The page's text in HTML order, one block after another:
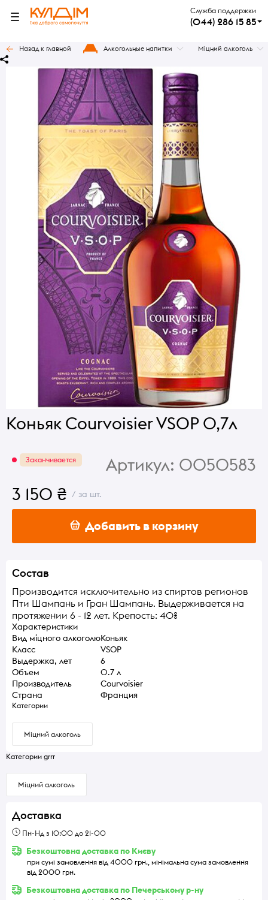
Служба поддержки
(044) 286 15 85
Назад к главной Алкогольные напитки Міцний алкоголь
Коньяк Courvoisier VSOP 0,7л
Заканчивается Артикул: 0050583
3 150 ₴ / за шт.
Добавить в корзину
Состав
Производится исключительно из спиртов регионов
Пти Шампань и Гран Шампань. Выдерживается на
протяжении 6 - 12 лет. Крепость: 40%
Характеристики
Вид міцного алкоголюКоньяк
Класс
VSOP
Выдержка, лет
6
Объем
0.7 л
Производитель
Courvoisier
Страна
Франция
Категории
Міцний алкоголь
Категории grrr
Міцний алкоголь
Доставка
Пн-Нд з 10:00 до 21-00
Безкоштовна доставка по Києву
при сумі замовлення від 4000 грн., мінімальна сума замовлення
від 2000 грн.
Безкоштовна доставка по Печерському р-ну